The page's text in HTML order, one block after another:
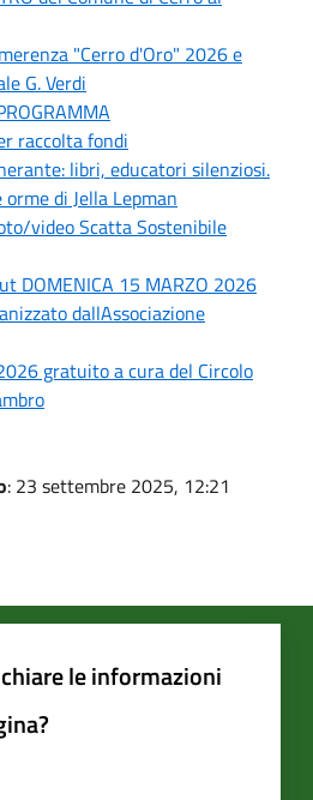
"Cerro d'Oro" 2026 e
G. Verdi
raccolta fondi
libri, educatori silenziosi.
di Jella Lepman
video Scatta Sostenibile
DOMENICA 15 MARZO 2026
dallAssociazione
gratuito a cura del Circolo
: 23 settembre 2025, 12:21
le informazioni